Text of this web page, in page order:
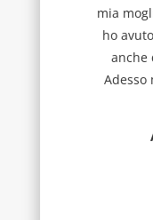
mia
ho
anche
Adesso